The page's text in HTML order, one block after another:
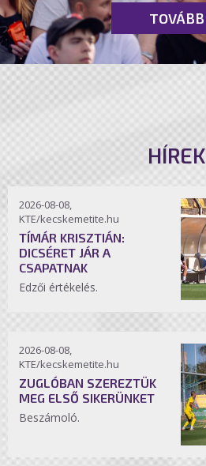
TOVÁBB
HÍREK
2026-08-08,
KTE/kecskemetite.hu
TÍMÁR KRISZTIÁN:
DICSÉRET JÁR A
CSAPATNAK
Edzői értékelés.
2026-08-08,
KTE/kecskemetite.hu
ZUGLÓBAN SZEREZTÜK
MEG ELSŐ SIKERÜNKET
Beszámoló.